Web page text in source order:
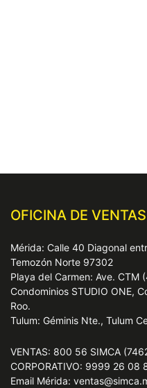
OFICINA DE
Mérida: Calle 40 Diagonal
Temozón Norte 97302
Playa del Carmen: Ave. CTM
Condominios STUDIO ONE,
Roo.
Tulum: Géminis Nte., Tulum
VENTAS: 800 56 SIMCA
CORPORATIVO: 9999 26 08
Email Mérida: